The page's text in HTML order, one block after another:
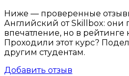
Ниже — проверенные
Английский от Skillbox: они
впечатление, но в рейтинге
Проходили этот курс?
другим студентам.
Добавить отзыв